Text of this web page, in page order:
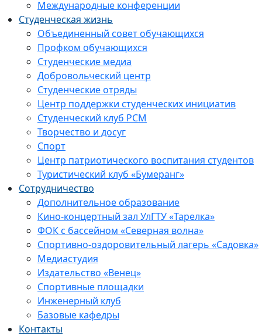
Международные конференции
Студенческая жизнь
Объединенный совет обучающихся
Профком обучающихся
Студенческие медиа
Добровольческий центр
Студенческие отряды
Центр поддержки студенческих инициатив
Студенческий клуб РСМ
Творчество и досуг
Спорт
Центр патриотического воспитания студентов
Туристический клуб «Бумеранг»
Сотрудничество
Дополнительное образование
Кино-концертный зал УлГТУ «Тарелка»
ФОК с бассейном «Северная волна»
Спортивно-оздоровительный лагерь «Садовка»
Медиастудия
Издательство «Венец»
Спортивные площадки
Инженерный клуб
Базовые кафедры
Контакты